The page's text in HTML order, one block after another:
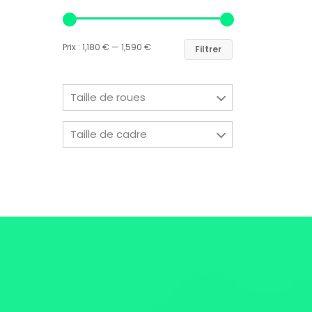
Filtrer
Prix : 1,180 € — 1,590 €
Taille de roues
Taille de cadre